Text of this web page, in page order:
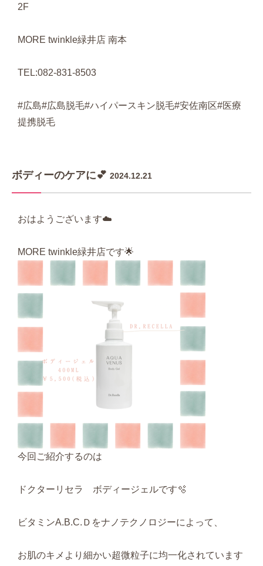
2F
MORE twinkle緑井店 南本
TEL:082-831-8503
#広島#広島脱毛#ハイパースキン脱毛#安佐南区#医療
提携脱毛
ボディーのケアに💕 2024.12.21
おはようございます☁️
MORE twinkle緑井店です🌟
今回ご紹介するのは
ドクターリセラ ボディージェルです🫧
ビタミンA.B.C.Ｄをナノテクノロジーによって、
お肌のキメより細かい超微粒子に均一化されています